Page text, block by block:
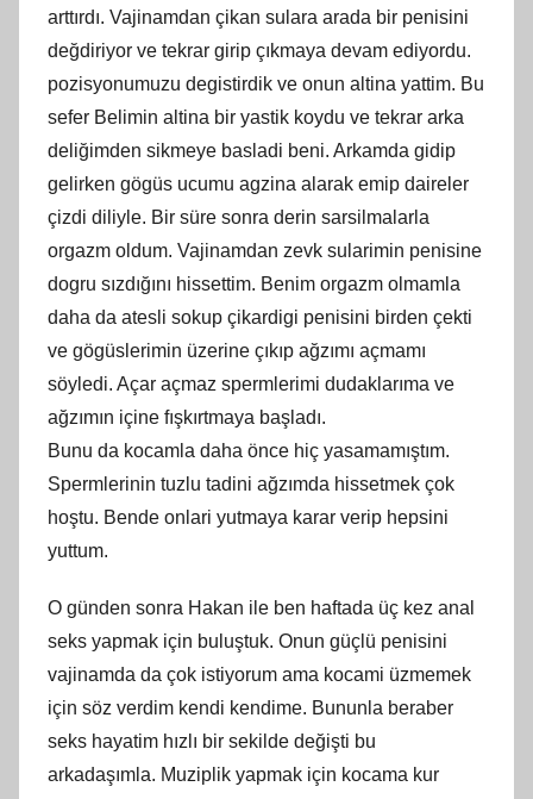
arttırdı. Vajinamdan çikan sulara arada bir penisini
değdiriyor ve tekrar girip çıkmaya devam ediyordu.
pozisyonumuzu degistirdik ve onun altina yattim. Bu
sefer Belimin altina bir yastik koydu ve tekrar arka
deliğimden sikmeye basladi beni. Arkamda gidip
gelirken gögüs ucumu agzina alarak emip daireler
çizdi diliyle. Bir süre sonra derin sarsilmalarla
orgazm oldum. Vajinamdan zevk sularimin penisine
dogru sızdığını hissettim. Benim orgazm olmamla
daha da atesli sokup çikardigi penisini birden çekti
ve gögüslerimin üzerine çıkıp ağzımı açmamı
söyledi. Açar açmaz spermlerimi dudaklarıma ve
ağzımın içine fışkırtmaya başladı.
Bunu da kocamla daha önce hiç yasamamıştım.
Spermlerinin tuzlu tadini ağzımda hissetmek çok
hoştu. Bende onlari yutmaya karar verip hepsini
yuttum.
O günden sonra Hakan ile ben haftada üç kez anal
seks yapmak için buluştuk. Onun güçlü penisini
vajinamda da çok istiyorum ama kocami üzmemek
için söz verdim kendi kendime. Bununla beraber
seks hayatim hızlı bir sekilde değişti bu
arkadaşımla. Muziplik yapmak için kocama kur